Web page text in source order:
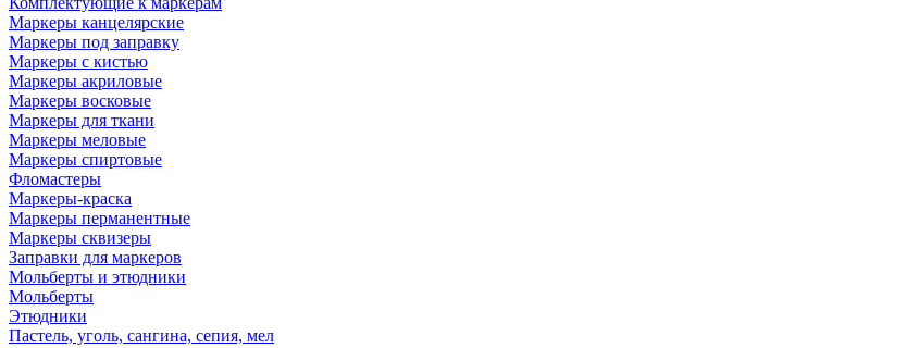
Маркеры канцелярские
Маркеры под заправку
Маркеры с кистью
Маркеры акриловые
Маркеры восковые
Маркеры для ткани
Маркеры меловые
Маркеры спиртовые
Фломастеры
Маркеры-краска
Маркеры перманентные
Маркеры сквизеры
Заправки для маркеров
Мольберты и этюдники
Мольберты
Этюдники
Пастель, уголь, сангина, сепия, мел